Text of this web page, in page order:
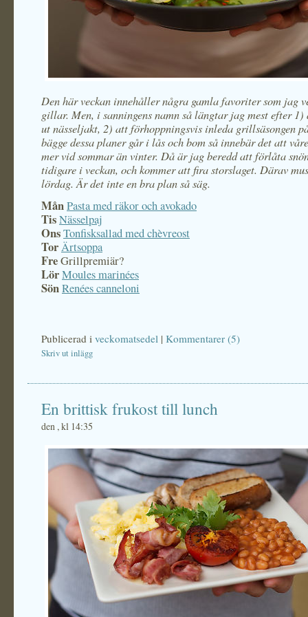
Den här veckan innehåller några gamla favoriter som jag
gillar. Men, i sanningens namn så längtar jag mest efter 1)
ut nässeljakt, 2) att förhoppningsvis inleda grillsäsongen
bägge dessa planer går i lås och bom så innebär det att
mer vid sommar än vinter. Då är jag beredd att förlåta
tidigare i veckan, och kommer att fira storslaget. Därav
lördag. Är det inte en bra plan så säg.
MånPasta med räkor och avokado
TisNässelpaj
OnsTonfisksallad med chèvreost
TorÄrtsoppa
FreGrillpremiär?
LörMoules marinées
SönRenées canneloni
Publicerad i veckomatsedel | Kommentarer (5)
Skriv ut inlägg
En brittisk frukost till lunch
den , kl 14:35